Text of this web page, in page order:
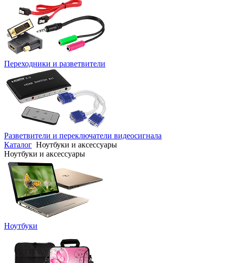
Переходники и разветвители
Разветвители и переключатели видеосигнала
Каталог Ноутбуки и аксессуары
Ноутбуки и аксессуары
Ноутбуки